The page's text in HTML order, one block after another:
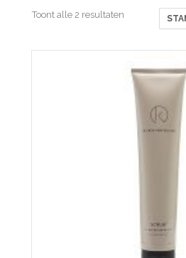
Toont alle 2 resultaten